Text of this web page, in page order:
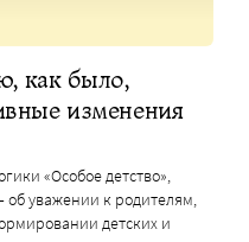
как было,
изменения
«Особое детство»,
об уважении к родителям,
детских и